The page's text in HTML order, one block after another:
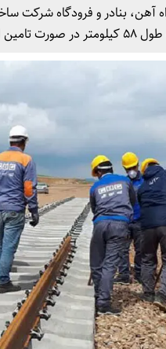
آهن، بنادر و فرودگاه شرکت
می رسد.